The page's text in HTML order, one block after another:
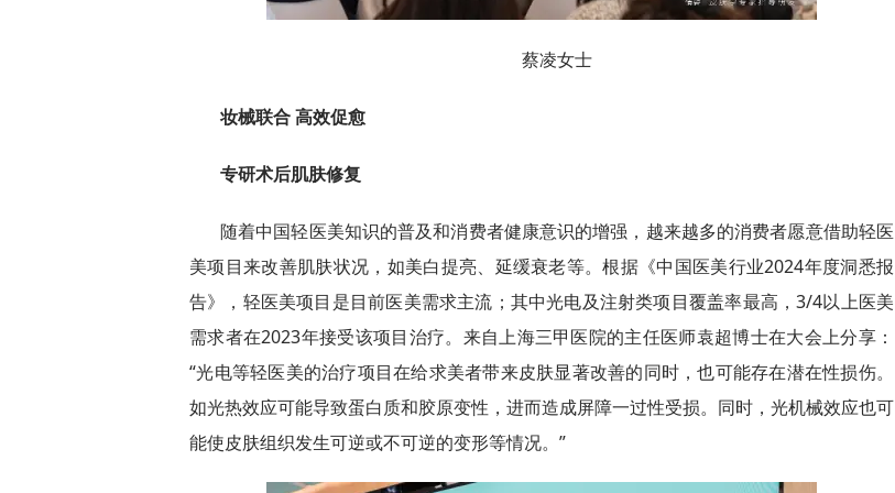
蔡凌女士
妆械联合 高效促愈
专研术后肌肤修复
随着中国轻医美知识的普及和消费者健康意识的增强，越来越多的消费者愿意借助轻医
美项目来改善肌肤状况，如美白提亮、延缓衰老等。根据《中国医美行业2024年度洞悉报
告》，轻医美项目是目前医美需求主流；其中光电及注射类项目覆盖率最高，3/4以上医美
需求者在2023年接受该项目治疗。来自上海三甲医院的主任医师袁超博士在大会上分享：
“光电等轻医美的治疗项目在给求美者带来皮肤显著改善的同时，也可能存在潜在性损伤。
如光热效应可能导致蛋白质和胶原变性，进而造成屏障一过性受损。同时，光机械效应也可
能使皮肤组织发生可逆或不可逆的变形等情况。”